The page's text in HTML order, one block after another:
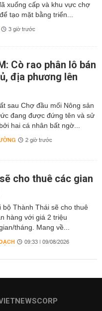
xuống cấp và khu vực chợ
tạo mặt bằng triển...
3 giờ trước
Cò rao phân lô bán
địa phương lên
sau Chợ đầu mối Nông sản
đang được đứng tên và sử
hai cá nhân bất ngờ...
2 giờ trước
cho thuê các gian
bộ Thành Thái sẽ cho thuê
hàng với giá 2 triệu
tháng. Mang về...
09:33 | 09/08/2026